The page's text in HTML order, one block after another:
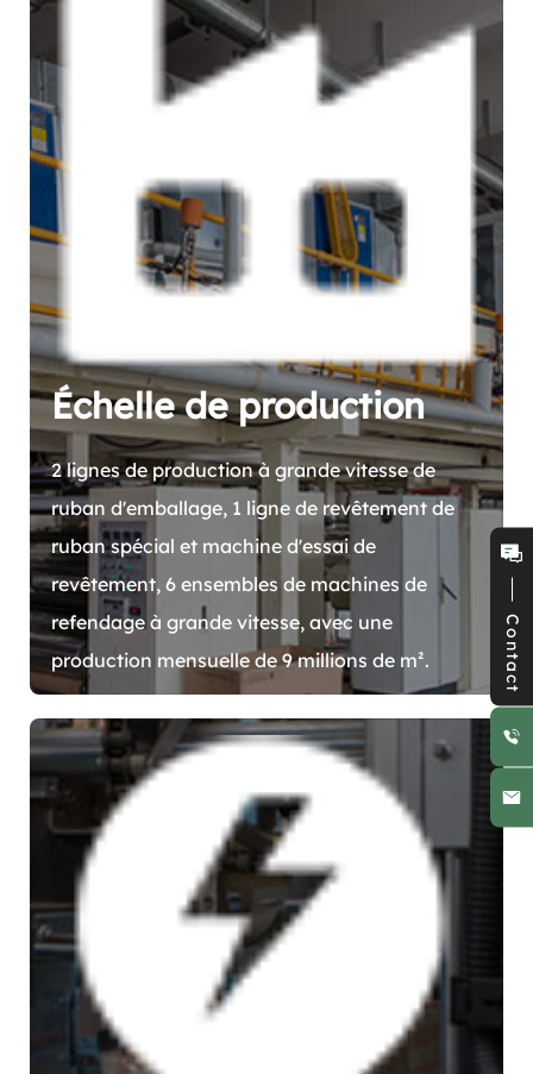
Échelle de production
2 lignes de production à grande vitesse de
ruban d'emballage, 1 ligne de revêtement de
ruban spécial et machine d'essai de
revêtement, 6 ensembles de machines de
refendage à grande vitesse, avec une
production mensuelle de 9 millions de m².
Contact